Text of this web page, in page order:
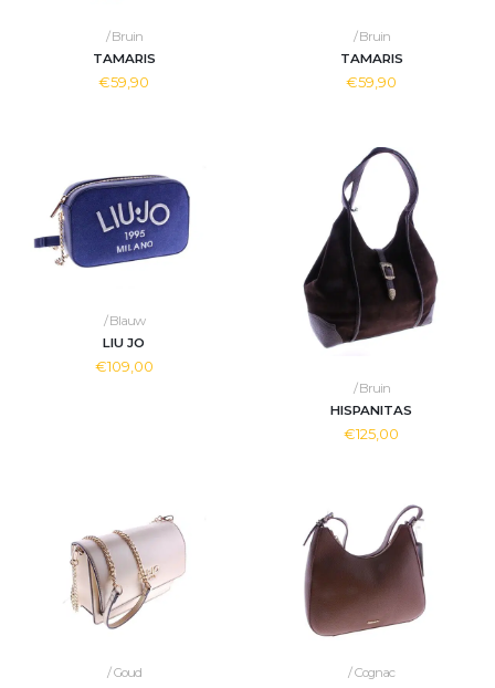
/ Bruin
TAMARIS
€59,90
/ Bruin
TAMARIS
€59,90
/ Blauw
LIU JO
€109,00
/ Bruin
HISPANITAS
€125,00
/ Goud
/ Cognac